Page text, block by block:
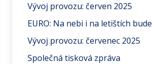
Vývoj provozu: červen 2025
EURO: Na nebi i na letištích
Vývoj provozu: červenec 2025
Společná tisková zpráva